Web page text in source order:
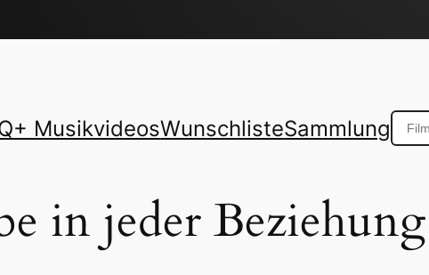
MusikvideosWunschlisteSammlung
in jeder Beziehung